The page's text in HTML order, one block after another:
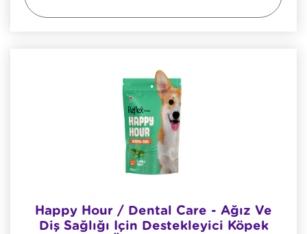
Happy Hour / Dental Care - Ağız Ve
Diş Sağlığı Için Destekleyici Köpek